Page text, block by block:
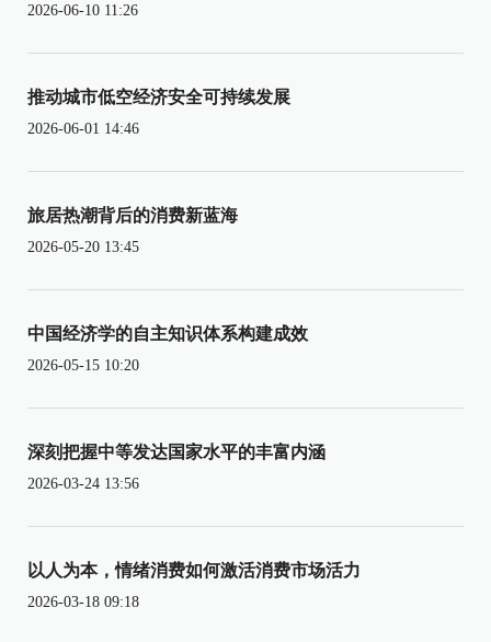
2026-06-10 11:26
推动城市低空经济安全可持续发展
2026-06-01 14:46
旅居热潮背后的消费新蓝海
2026-05-20 13:45
中国经济学的自主知识体系构建成效
2026-05-15 10:20
深刻把握中等发达国家水平的丰富内涵
2026-03-24 13:56
以人为本，情绪消费如何激活消费市场活力
2026-03-18 09:18